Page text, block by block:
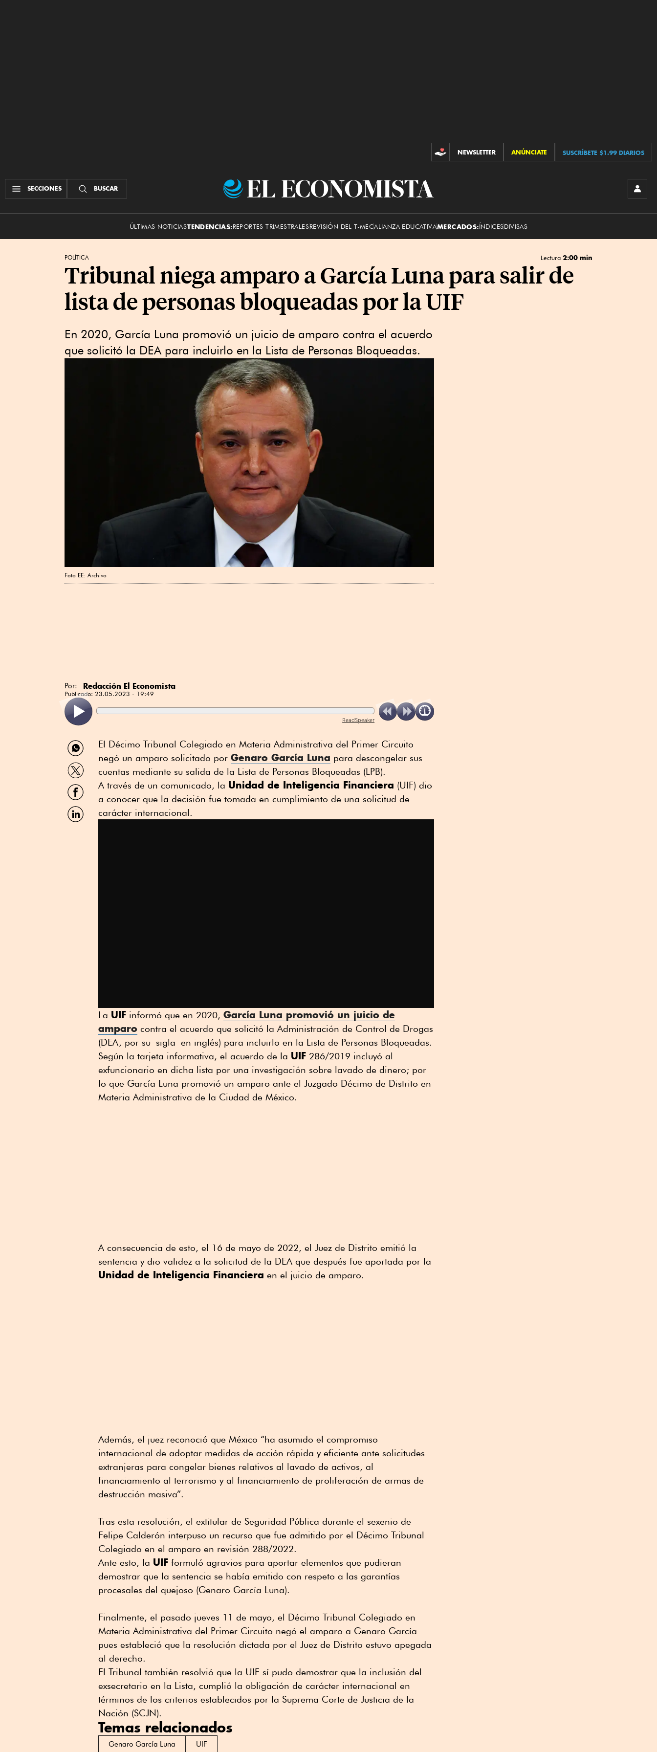
CONTRIBUCIONES
NEWSLETTER ANÚNCIATE SUSCRÍBETE $1.99 DIARIOS
SECCIONES BUSCAR
El
ÚLTIMAS NOTICIASTENDENCIAS:REPORTES TRIMESTRALESREVISIÓN DEL T-MECALIANZA EDUCATIVAMERCADOS:ÍNDICESDIVISAS
POLÍTICA Lectura 2:00 min
Tribunal niega amparo a García Luna para salir de
lista de personas bloqueadas por la UIF
En 2020, García Luna promovió un juicio de amparo contra el acuerdo
que solicitó la DEA para incluirlo en la Lista de Personas Bloqueadas.
Foto EE: Archivo
Por: Redacción El Economista
Publicado: 23.05.2023 - 19:49
ReadSpeaker
Compartir
por
WhatsApp
Compartir
por
Twitter
Compartir
por
Facebook
Compartir
por
El Décimo Tribunal Colegiado en Materia Administrativa del Primer Circuito
negó un amparo solicitado por Genaro García Luna para descongelar sus
cuentas mediante su salida de la Lista de Personas Bloqueadas (LPB).
A través de un comunicado, la Unidad de Inteligencia Financiera (UIF) dio
a conocer que la decisión fue tomada en cumplimiento de una solicitud de
carácter internacional.
La UIF informó que en 2020, García Luna promovió un juicio de
amparo contra el acuerdo que solicitó la Administración de Control de Drogas
(DEA, por su sigla en inglés) para incluirlo en la Lista de Personas Bloqueadas.
Según la tarjeta informativa, el acuerdo de la UIF 286/2019 incluyó al
exfuncionario en dicha lista por una investigación sobre lavado de dinero; por
lo que García Luna promovió un amparo ante el Juzgado Décimo de Distrito en
Materia Administrativa de la Ciudad de México.
A consecuencia de esto, el 16 de mayo de 2022, el Juez de Distrito emitió la
sentencia y dio validez a la solicitud de la DEA que después fue aportada por la
Unidad de Inteligencia Financiera en el juicio de amparo.
Además, el juez reconoció que México “ha asumido el compromiso
internacional de adoptar medidas de acción rápida y eficiente ante solicitudes
extranjeras para congelar bienes relativos al lavado de activos, al
financiamiento al terrorismo y al financiamiento de proliferación de armas de
destrucción masiva”.
Tras esta resolución, el extitular de Seguridad Pública durante el sexenio de
Felipe Calderón interpuso un recurso que fue admitido por el Décimo Tribunal
Colegiado en el amparo en revisión 288/2022.
Ante esto, la UIF formuló agravios para aportar elementos que pudieran
demostrar que la sentencia se había emitido con respeto a las garantías
procesales del quejoso (Genaro García Luna).
Finalmente, el pasado jueves 11 de mayo, el Décimo Tribunal Colegiado en
Materia Administrativa del Primer Circuito negó el amparo a Genaro García
pues estableció que la resolución dictada por el Juez de Distrito estuvo apegada
al derecho.
El Tribunal también resolvió que la UIF sí pudo demostrar que la inclusión del
exsecretario en la Lista, cumplió la obligación de carácter internacional en
términos de los criterios establecidos por la Suprema Corte de Justicia de la
Nación (SCJN).
Temas relacionados
Genaro García Luna UIF